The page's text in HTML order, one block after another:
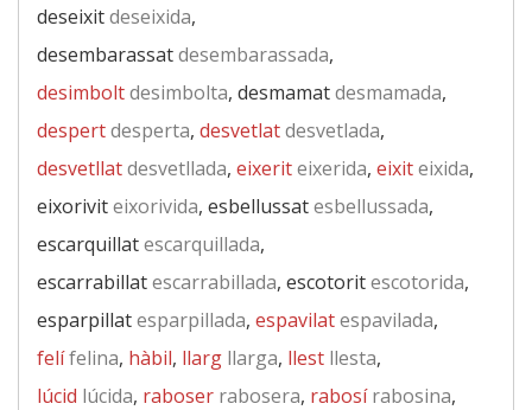
deseixitdeseixida,
desembarassatdesembarassada,
desimboltdesimbolta, desmamatdesmamada,
despertdesperta, desvetlatdesvetlada,
desvetllatdesvetllada, eixeriteixerida, eixiteixida,
eixoriviteixorivida, esbellussatesbellussada,
escarquillatescarquillada,
escarrabillatescarrabillada, escotoritescotorida,
esparpillatesparpillada, espavilatespavilada,
felífelina, hàbil, llarg llarga, llest llesta,
lúcid lúcida, raboser rabosera, rabosírabosina,